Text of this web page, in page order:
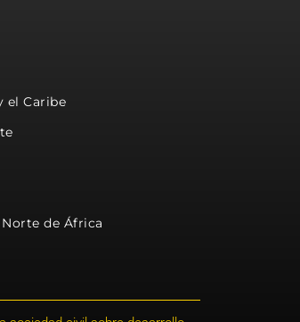
el Caribe
de África